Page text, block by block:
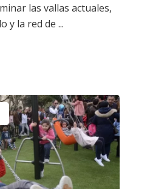
las vallas actuales,
y la red de